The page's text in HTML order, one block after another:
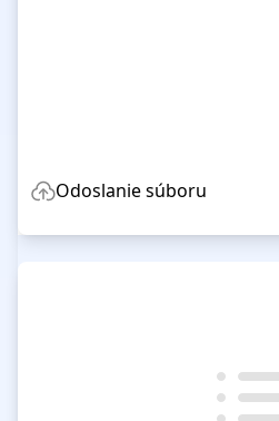
Odoslanie súboru